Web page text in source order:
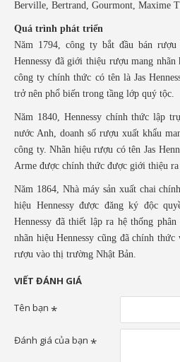
Berville, Bertrand, Gourmont, Maxime
Quá trình phát triển
Năm 1794, công ty bắt đầu bán
Hennessy đã giới thiệu rượu mang
công ty chính thức có tên là Jas
trở nên phổ biến trong tầng lớp quý tộc.
Năm 1840, Hennessy chính thức lập
nước Anh, doanh số rượu xuất khẩu
công ty. Nhãn hiệu rượu có tên Jas
Arme được chính thức được giới thiệu
Năm 1864, Nhà máy sản xuất chai
hiệu Hennessy được đăng ký độc
Hennessy đã thiết lập ra hệ thống
nhãn hiệu Hennessy cũng đã chính
rượu vào thị trường Nhật Bản.
VIẾT ĐÁNH GIÁ
Tên bạn
Đánh giá của bạn